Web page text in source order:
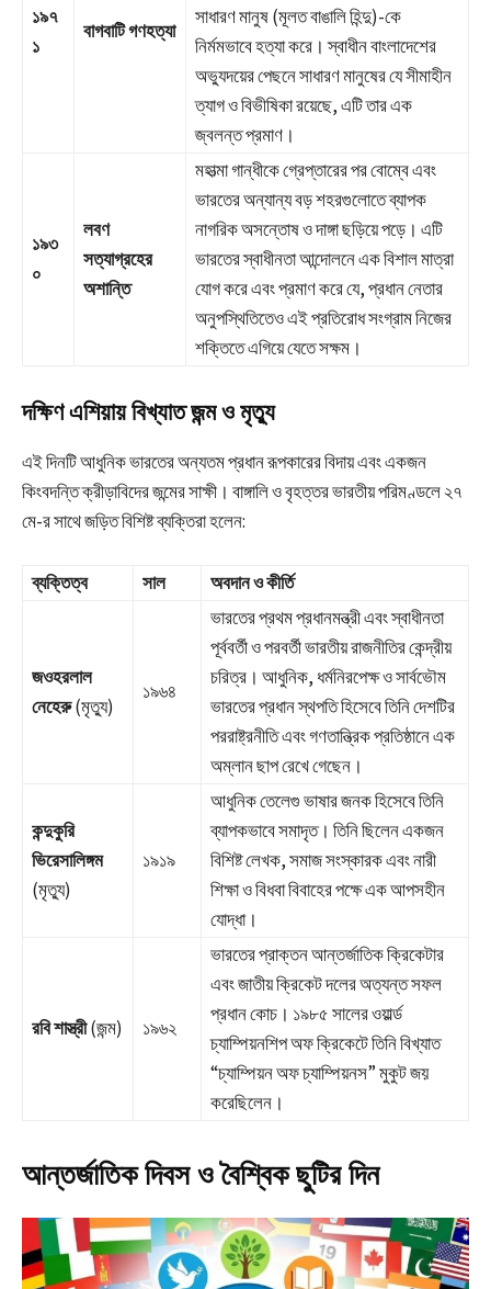
১৯৭
১
বাগবাটি গণহত্যা
সাধারণ মানুষ (মূলত বাঙালি হিন্দু)-কে
নির্মমভাবে হত্যা করে। স্বাধীন বাংলাদেশের
অভ্যুদয়ের পেছনে সাধারণ মানুষের যে সীমাহীন
ত্যাগ ও বিভীষিকা রয়েছে, এটি তার এক
জ্বলন্ত প্রমাণ।
১৯৩
০
লবণ
সত্যাগ্রহের
অশান্তি
মহাত্মা গান্ধীকে গ্রেপ্তারের পর বোম্বে এবং
ভারতের অন্যান্য বড় শহরগুলোতে ব্যাপক
নাগরিক অসন্তোষ ও দাঙ্গা ছড়িয়ে পড়ে। এটি
ভারতের স্বাধীনতা আন্দোলনে এক বিশাল মাত্রা
যোগ করে এবং প্রমাণ করে যে, প্রধান নেতার
অনুপস্থিতিতেও এই প্রতিরোধ সংগ্রাম নিজের
শক্তিতে এগিয়ে যেতে সক্ষম।
দক্ষিণ এশিয়ায় বিখ্যাত জন্ম ও মৃত্যু
এই দিনটি আধুনিক ভারতের অন্যতম প্রধান রূপকারের বিদায় এবং একজন
কিংবদন্তি ক্রীড়াবিদের জন্মের সাক্ষী। বাঙ্গালি ও বৃহত্তর ভারতীয় পরিমণ্ডলে ২৭
মে-র সাথে জড়িত বিশিষ্ট ব্যক্তিরা হলেন:
ব্যক্তিত্ব সাল অবদান ও কীর্তি
জওহরলাল
নেহেরু(মৃত্যু)
১৯৬৪
ভারতের প্রথম প্রধানমন্ত্রী এবং স্বাধীনতা
পূর্ববর্তী ও পরবর্তী ভারতীয় রাজনীতির কেন্দ্রীয়
চরিত্র। আধুনিক, ধর্মনিরপেক্ষ ও সার্বভৌম
ভারতের প্রধান স্থপতি হিসেবে তিনি দেশটির
পররাষ্ট্রনীতি এবং গণতান্ত্রিক প্রতিষ্ঠানে এক
অম্লান ছাপ রেখে গেছেন।
কন্দুকুরি
ভিরেসালিঙ্গম
(মৃত্যু)
১৯১৯
আধুনিক তেলেগু ভাষার জনক হিসেবে তিনি
ব্যাপকভাবে সমাদৃত। তিনি ছিলেন একজন
বিশিষ্ট লেখক, সমাজ সংস্কারক এবং নারী
শিক্ষা ও বিধবা বিবাহের পক্ষে এক আপসহীন
যোদ্ধা।
রবি শাস্ত্রী(জন্ম) ১৯৬২
ভারতের প্রাক্তন আন্তর্জাতিক ক্রিকেটার
এবং জাতীয় ক্রিকেট দলের অত্যন্ত সফল
প্রধান কোচ। ১৯৮৫ সালের ওয়ার্ল্ড
চ্যাম্পিয়নশিপ অফ ক্রিকেটে তিনি বিখ্যাত
“চ্যাম্পিয়ন অফ চ্যাম্পিয়নস” মুকুট জয়
করেছিলেন।
আন্তর্জাতিক দিবস ও বৈশ্বিক ছুটির দিন